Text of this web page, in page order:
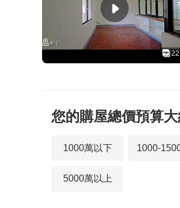
22
您的購屋總價預算
1000萬以下 1000-
5000萬以上